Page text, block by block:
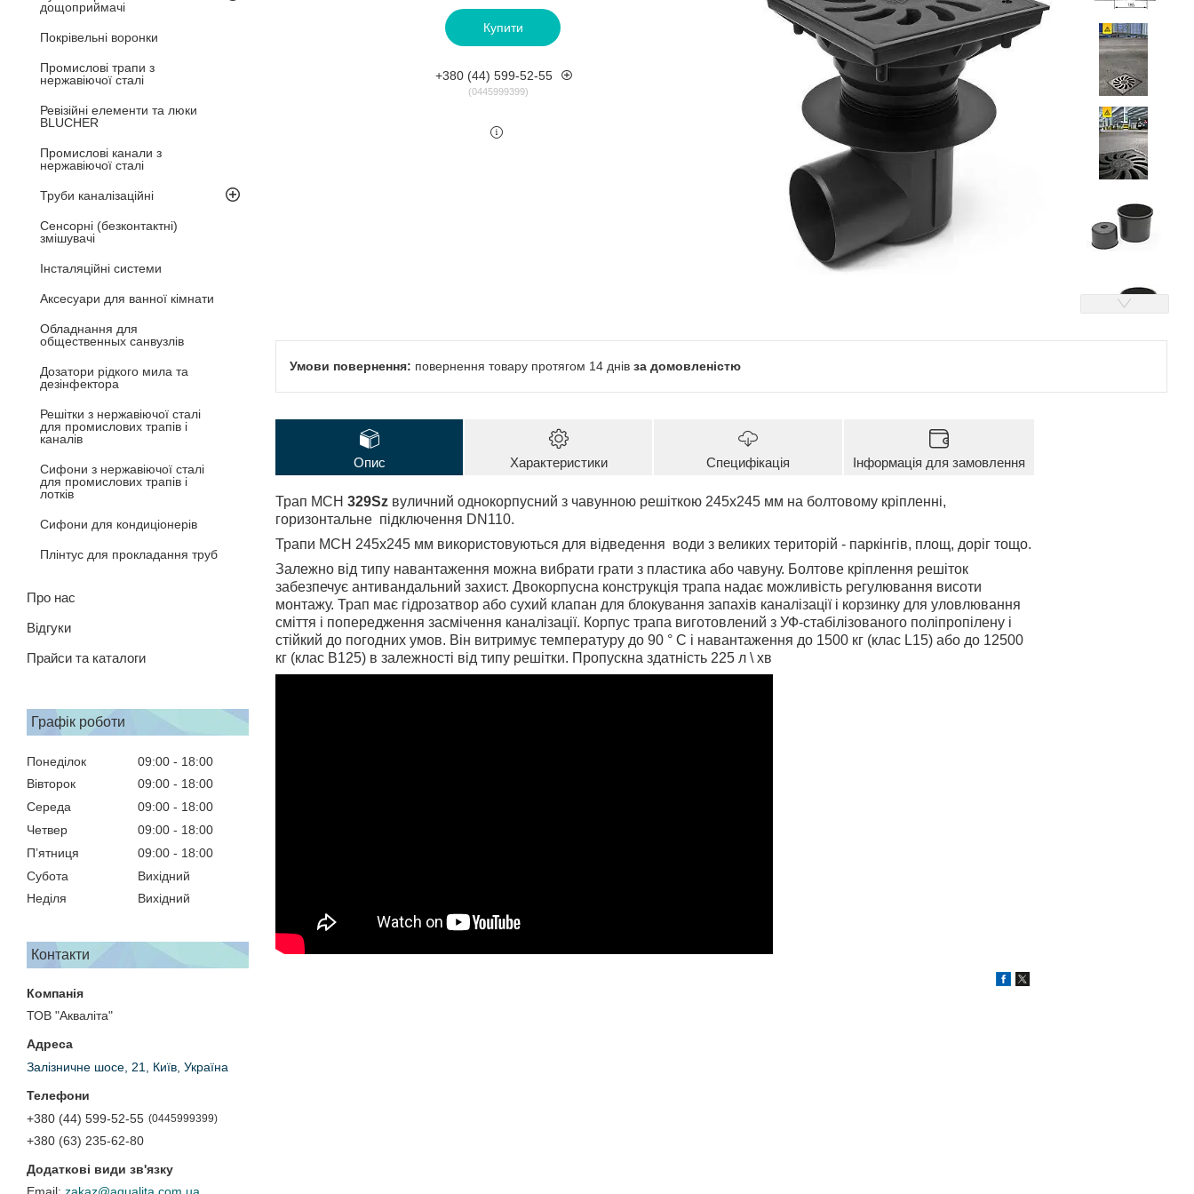
дощоприймачі
Покрівельні воронки
Промислові трапи з
нержавіючої сталі
Ревізійні елементи та люки
BLUCHER
Промислові канали з
нержавіючої сталі
Труби каналізаційні
Сенсорні (безконтактні)
змішувачі
Інсталяційні системи
Аксесуари для ванної кімнати
Обладнання для
общественных санвузлів
Дозатори рідкого мила та
дезінфектора
Решітки з нержавіючої сталі
для промислових трапів і
каналів
Сифони з нержавіючої сталі
для промислових трапів і
лотків
Сифони для кондиціонерів
Плінтус для прокладання труб
Про нас
Відгуки
Прайси та каталоги
Графік роботи
Понеділок 09:00
18:00
Вівторок
09:00
18:00
Середа
09:00
18:00
Четвер
09:00
18:00
Пʼятниця
09:00
18:00
Субота
Вихідний
Неділя
Вихідний
Контакти
ТОВ "Акваліта"
Залізничне шосе, 21, Київ, Україна
+380 (44) 599-52-55 0445999399
+380 (63) 235-62-80
Купити
+380 (44) 599-52-55
0445999399
повернення товару протягом 14 днів за домовленістю
Опис Характеристики Специфікація Інформація для замовлення
Трап МСН 329Sz вуличний однокорпусний з чавунною решіткою 245х245 мм на болтовому кріпленні,
горизонтальне підключення DN110.
Трапи МСН 245х245 мм використовуються для відведення води з великих територій - паркінгів, площ, доріг тощо.
Залежно від типу навантаження можна вибрати грати з пластика або чавуну. Болтове кріплення решіток
забезпечує антивандальний захист. Двокорпусна конструкція трапа надає можливість регулювання висоти
монтажу. Трап має гідрозатвор або сухий клапан для блокування запахів каналізації і корзинку для уловлювання
сміття і попередження засмічення каналізації. Корпус трапа виготовлений з УФ-стабілізованого поліпропілену і
стійкий до погодних умов. Він витримує температуру до 90 ° С і навантаження до 1500 кг (клас L15) або до 12500
кг (клас В125) в залежності від типу решітки. Пропускна здатність 225 л \ хв